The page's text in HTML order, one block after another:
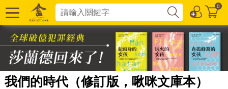
0
我們的時代（修訂版，啾咪文庫本）